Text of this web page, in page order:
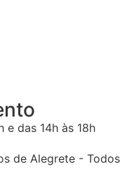
e das 14h às 18h
de Alegrete - Todos